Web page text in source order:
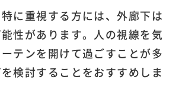
に重視する方には、外廊下は
性があります。人の視線を気
テンを開けて過ごすことが多
検討することをおすすめしま